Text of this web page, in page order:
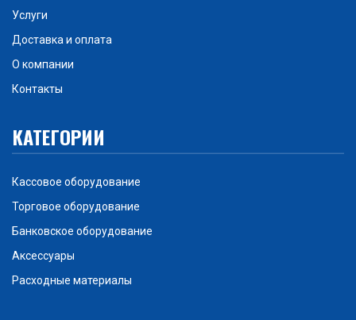
Услуги
Доставка и оплата
О компании
Контакты
КАТЕГОРИИ
Кассовое оборудование
Торговое оборудование
Банковское оборудование
Аксессуары
Расходные материалы